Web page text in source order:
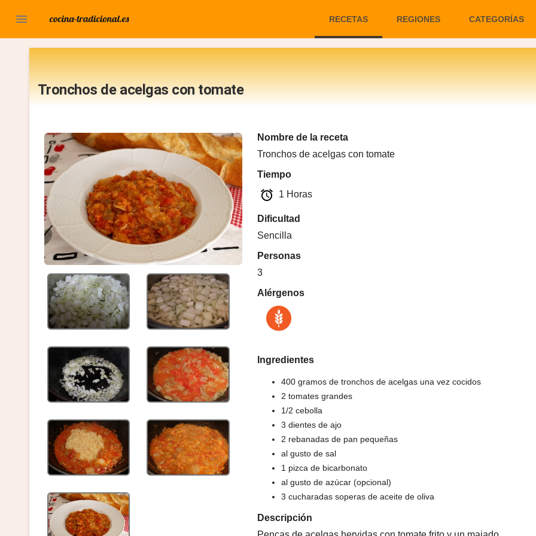
 RECETAS REGIONES CATEGORÍAS
Tronchos de acelgas con tomate
Nombre de la receta
Tronchos de acelgas con tomate
Tiempo
alarm 1 Horas
Dificultad
Sencilla
Personas
3
Alérgenos
Ingredientes
400 gramos de tronchos de acelgas una vez cocidos
2 tomates grandes
1/2 cebolla
3 dientes de ajo
2 rebanadas de pan pequeñas
al gusto de sal
1 pizca de bicarbonato
al gusto de azúcar (opcional)
3 cucharadas soperas de aceite de oliva
Descripción